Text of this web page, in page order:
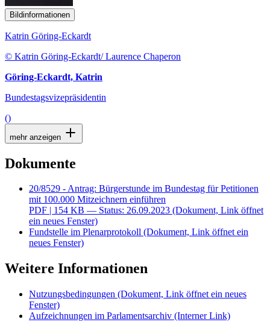
Bildinformationen
Katrin Göring-Eckardt
© Katrin Göring-Eckardt/ Laurence Chaperon
Göring-Eckardt, Katrin
Bundestagsvizepräsidentin
()
mehr anzeigen
Dokumente
20/8529 - Antrag: Bürgerstunde im Bundestag für Petitionen
mit 100.000 Mitzeichnern einführen
PDF | 154 KB — Status: 26.09.2023 (Dokument, Link öffnet
ein neues Fenster)
Fundstelle im Plenarprotokoll (Dokument, Link öffnet ein
neues Fenster)
Weitere Informationen
Nutzungsbedingungen (Dokument, Link öffnet ein neues
Fenster)
Aufzeichnungen im Parlamentsarchiv (Interner Link)